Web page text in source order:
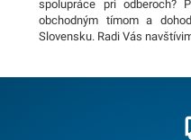
spolupráce pri odberoch?
obchodným tímom a
Slovensku. Radi Vás